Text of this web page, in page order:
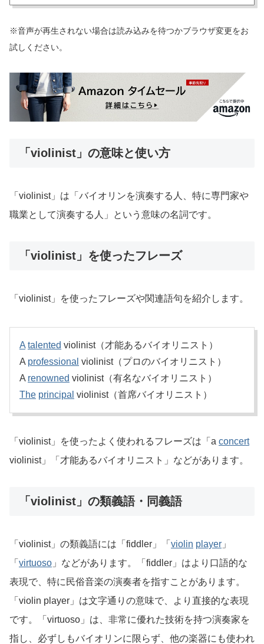
※音声が再生されない場合は読み込みを待つかブラウザ変更をお
試しください。
「violinist」の意味と使い方
「violinist」は「バイオリンを演奏する人、特に専門家や
職業として演奏する人」という意味の名詞です。
「violinist」を使ったフレーズ
「violinist」を使ったフレーズや関連語句を紹介します。
A talented violinist（才能あるバイオリニスト）
A professional violinist（プロのバイオリニスト）
A renowned violinist（有名なバイオリニスト）
The principal violinist（首席バイオリニスト）
「violinist」を使ったよく使われるフレーズは「a concert
violinist」「才能あるバイオリニスト」などがあります。
「violinist」の類義語・同義語
「violinist」の類義語には「fiddler」「 violin player 」
「 virtuoso 」などがあります。「fiddler」はより口語的な
表現で、特に民俗音楽の演奏者を指すことがあります。
「violin player」は文字通りの意味で、より直接的な表現
です。「virtuoso」は、非常に優れた技術を持つ演奏家を
指し、必ずしもバイオリンに限らず、他の楽器にも使われ